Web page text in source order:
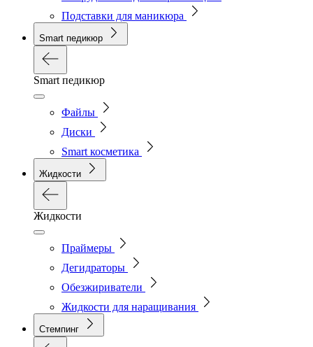
Подставки для маникюра
Smart педикюр
Smart педикюр
Файлы
Диски
Smart косметика
Жидкости
Жидкости
Праймеры
Дегидраторы
Обезжириватели
Жидкости для наращивания
Стемпинг